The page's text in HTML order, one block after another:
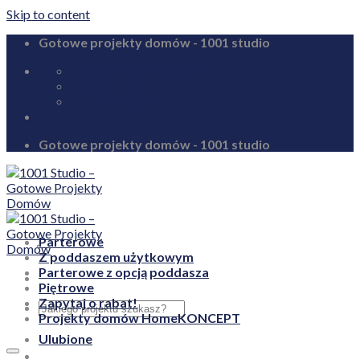
Skip to content
Gotowe projekty domów - 1001 studio
Gotowe projekty domów - 1001 studio
Ulubione
Parterowe
Z poddaszem użytkowym
Parterowe z opcją poddasza
Piętrowe
Zapytaj o rabat!
Projekty domów HomeKONCEPT